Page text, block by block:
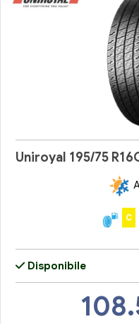
Uniroyal 195/75
C
Disponibile